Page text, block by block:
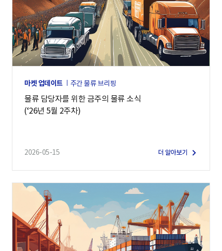
마켓 업데이트 주간 물류 브리핑
물류 담당자를 위한 금주의 물류 소식
(‘26년 5월 2주차)
2026-05-15 더 알아보기